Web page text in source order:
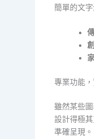
簡單的文
專業功能
雖然某些
設計得極
準確呈現。